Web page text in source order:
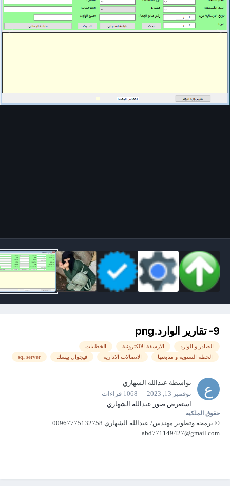
9- تقارير الوارد.png
الصادر و الوارد الارشفة الالكترونية
الخطابات
الخطة السنوية و متابعتها
الاتصالات الادارية فيجوال بيسك sql server
بواسطة عبدالله الشهاري
نوفمبر 13, 2023
1068 قراءات
استعرض صور عبدالله الشهاري
حقوق الملكيه
© برمجة وتطوير مهندس/ عبدالله الشهاري 00967775132758
abd771149427@gmail.com